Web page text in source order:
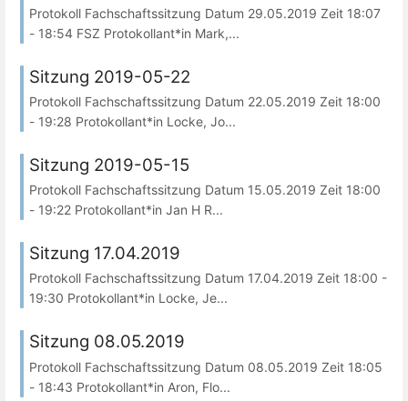
Protokoll Fachschaftssitzung Datum 29.05.2019 Zeit 18:07
- 18:54 FSZ Protokollant*in Mark,...
Sitzung 2019-05-22
Protokoll Fachschaftssitzung Datum 22.05.2019 Zeit 18:00
- 19:28 Protokollant*in Locke, Jo...
Sitzung 2019-05-15
Protokoll Fachschaftssitzung Datum 15.05.2019 Zeit 18:00
- 19:22 Protokollant*in Jan H R...
Sitzung 17.04.2019
Protokoll Fachschaftssitzung Datum 17.04.2019 Zeit 18:00 -
19:30 Protokollant*in Locke, Je...
Sitzung 08.05.2019
Protokoll Fachschaftssitzung Datum 08.05.2019 Zeit 18:05
- 18:43 Protokollant*in Aron, Flo...